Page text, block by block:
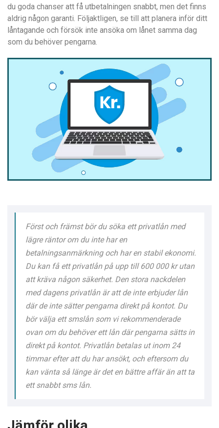
du goda chanser att få utbetalningen snabbt, men det finns
aldrig någon garanti. Följaktligen, se till att planera inför ditt
låntagande och försök inte ansöka om lånet samma dag
som du behöver pengarna.
Först och främst bör du söka ett privatlån med
lägre räntor om du inte har en
betalningsanmärkning och har en stabil ekonomi.
Du kan få ett privatlån på upp till 600 000 kr utan
att kräva någon säkerhet. Den stora nackdelen
med dagens privatlån är att de inte erbjuder lån
där de inte sätter pengarna direkt på kontot. Du
bör välja ett smslån som vi rekommenderade
ovan om du behöver ett lån där pengarna sätts in
direkt på kontot. Privatlån betalas ut inom 24
timmar efter att du har ansökt, och eftersom du
kan vänta så länge är det en bättre affär än att ta
ett snabbt sms lån.